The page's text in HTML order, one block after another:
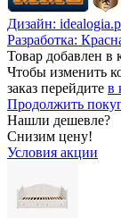
Дизайн:
Разработка:
Товар добавлен в
Чтобы изменить
заказ перейдите в
Продолжить
Нашли дешевле?
Снизим цену!
Условия акции